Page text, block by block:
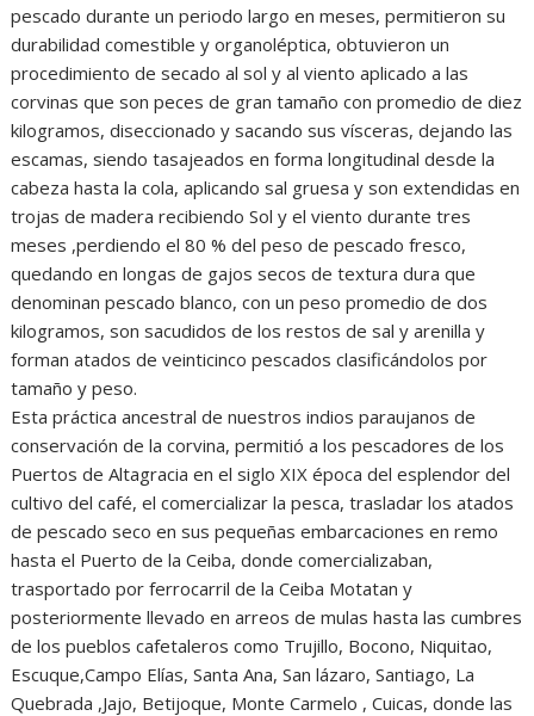
pescado durante un periodo largo en meses, permitieron su
durabilidad comestible y organoléptica, obtuvieron un
procedimiento de secado al sol y al viento aplicado a las
corvinas que son peces de gran tamaño con promedio de diez
kilogramos, diseccionado y sacando sus vísceras, dejando las
escamas, siendo tasajeados en forma longitudinal desde la
cabeza hasta la cola, aplicando sal gruesa y son extendidas en
trojas de madera recibiendo Sol y el viento durante tres
meses ,perdiendo el 80 % del peso de pescado fresco,
quedando en longas de gajos secos de textura dura que
denominan pescado blanco, con un peso promedio de dos
kilogramos, son sacudidos de los restos de sal y arenilla y
forman atados de veinticinco pescados clasificándolos por
tamaño y peso.
Esta práctica ancestral de nuestros indios paraujanos de
conservación de la corvina, permitió a los pescadores de los
Puertos de Altagracia en el siglo XIX época del esplendor del
cultivo del café, el comercializar la pesca, trasladar los atados
de pescado seco en sus pequeñas embarcaciones en remo
hasta el Puerto de la Ceiba, donde comercializaban,
trasportado por ferrocarril de la Ceiba Motatan y
posteriormente llevado en arreos de mulas hasta las cumbres
de los pueblos cafetaleros como Trujillo, Bocono, Niquitao,
Escuque,Campo Elías, Santa Ana, San lázaro, Santiago, La
Quebrada ,Jajo, Betijoque, Monte Carmelo , Cuicas, donde las